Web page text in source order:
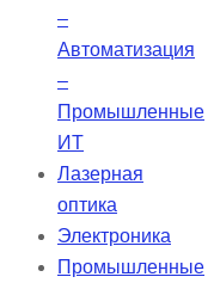
–
Автоматизация
–
Промышленные
ИТ
Лазерная
оптика
Электроника
Промышленные